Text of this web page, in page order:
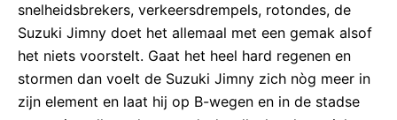
snelheidsbrekers, verkeersdrempels, rotondes, de
Suzuki Jimny doet het allemaal met een gemak alsof
het niets voorstelt. Gaat het heel hard regenen en
stormen dan voelt de Suzuki Jimny zich nòg meer in
zijn element en laat hij op B-wegen en in de stadse